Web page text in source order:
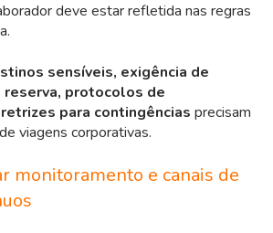
deve estar refletida nas regras
sensíveis, exigência de
reserva, protocolos de
para contingências precisam
viagens corporativas.
monitoramento e canais de